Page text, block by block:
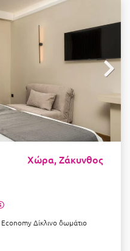
Χώρα, Ζάκυνθος
Economy Δίκλινο δωμάτιο